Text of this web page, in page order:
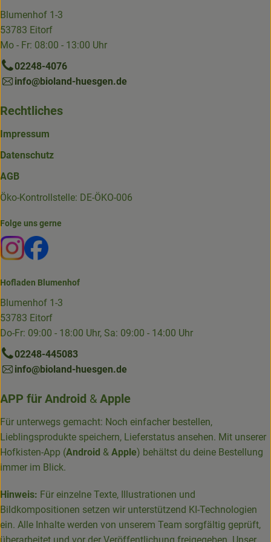
Blumenhof 1-3
53783 Eitorf
Mo - Fr: 08:00 - 13:00 Uhr
02248-4076
info@bioland-huesgen.de
Rechtliches
Impressum
Datenschutz
AGB
Öko-Kontrollstelle: DE-ÖKO-006
Folge uns gerne
Externer Link zu https://www.instagram.com/die.hofkiste/
Externer Link zu https://www.facebook.com/p/Die-
Hofladen Blumenhof
Blumenhof 1-3
53783 Eitorf
Do-Fr: 09:00 - 18:00 Uhr, Sa: 09:00 - 14:00 Uhr
02248-445083
info@bioland-huesgen.de
APP für Android & Apple
Für unterwegs gemacht: Noch einfacher bestellen,
Lieblingsprodukte speichern, Lieferstatus ansehen. Mit unserer
Hofkisten-App (Android & Apple) behältst du deine Bestellung
immer im Blick.
Hinweis: Für einzelne Texte, Illustrationen und
Bildkompositionen setzen wir unterstützend KI-Technologien
ein. Alle Inhalte werden von unserem Team sorgfältig geprüft,